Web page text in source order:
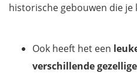
historische gebouwen die je
Ook heeft het een
verschillende